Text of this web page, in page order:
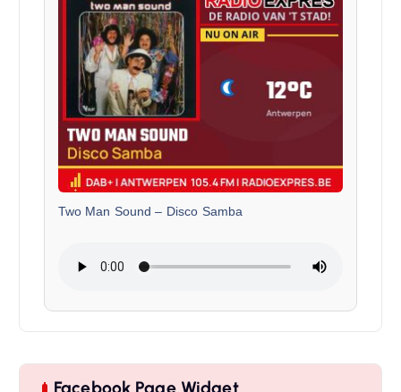
Two Man Sound – Disco Samba
Facebook Page Widget